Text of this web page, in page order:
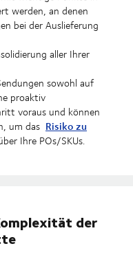
werden, an denen
bei der Auslieferung
aller Ihrer
sowohl auf
proaktiv
voraus und können
um das Risiko zu
Ihre POs/SKUs.
der